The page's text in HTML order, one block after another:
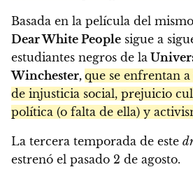
Basada en la película del
Dear White People sigue a
estudiantes negros de la
Winchester, que se enfrentan
de injusticia social, prejuicio
política (o falta de ella) y
La tercera temporada de este
estrenó el pasado 2 de agosto.